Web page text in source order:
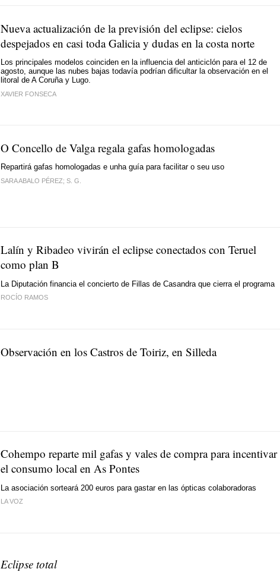
Nueva actualización de la previsión del eclipse: cielos
despejados en casi toda Galicia y dudas en la costa norte
Los principales modelos coinciden en la influencia del anticiclón para el 12 de
agosto, aunque las nubes bajas todavía podrían dificultar la observación en el
litoral de A Coruña y Lugo.
XAVIER FONSECA
O Concello de Valga regala gafas homologadas
Repartirá gafas homologadas e unha guía para facilitar o seu uso
SARA ABALO PÉREZ; S. G.
Lalín y Ribadeo vivirán el eclipse conectados con Teruel
como plan B
La Diputación financia el concierto de Fillas de Casandra que cierra el programa
ROCÍO RAMOS
Observación en los Castros de Toiriz, en Silleda
Cohempo reparte mil gafas y vales de compra para incentivar
el consumo local en As Pontes
La asociación sorteará 200 euros para gastar en las ópticas colaboradoras
LA VOZ
Eclipse total